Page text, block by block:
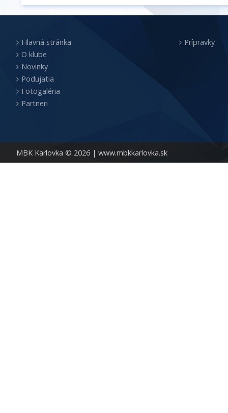
MBK Karlovka © 2026 | www.mbkkarlovka.sk
Hlavná stránka
O klube
Novinky
Podujatia
Fotogaléria
Partneri
Prípravky